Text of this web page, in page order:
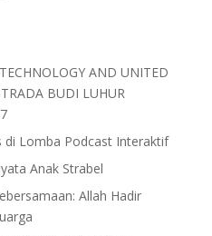
AND UNITED
BUDI LUHUR
di Lomba Podcast Interaktif
Anak Strabel
Allah Hadir